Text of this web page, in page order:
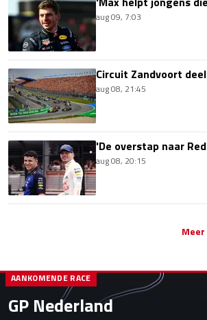
aug 09, 7:03
Circuit Zandvoort
aug 08, 21:45
'De overstap naar
aug 08, 20:15
GP Nederland
AANKOMENDE RACE